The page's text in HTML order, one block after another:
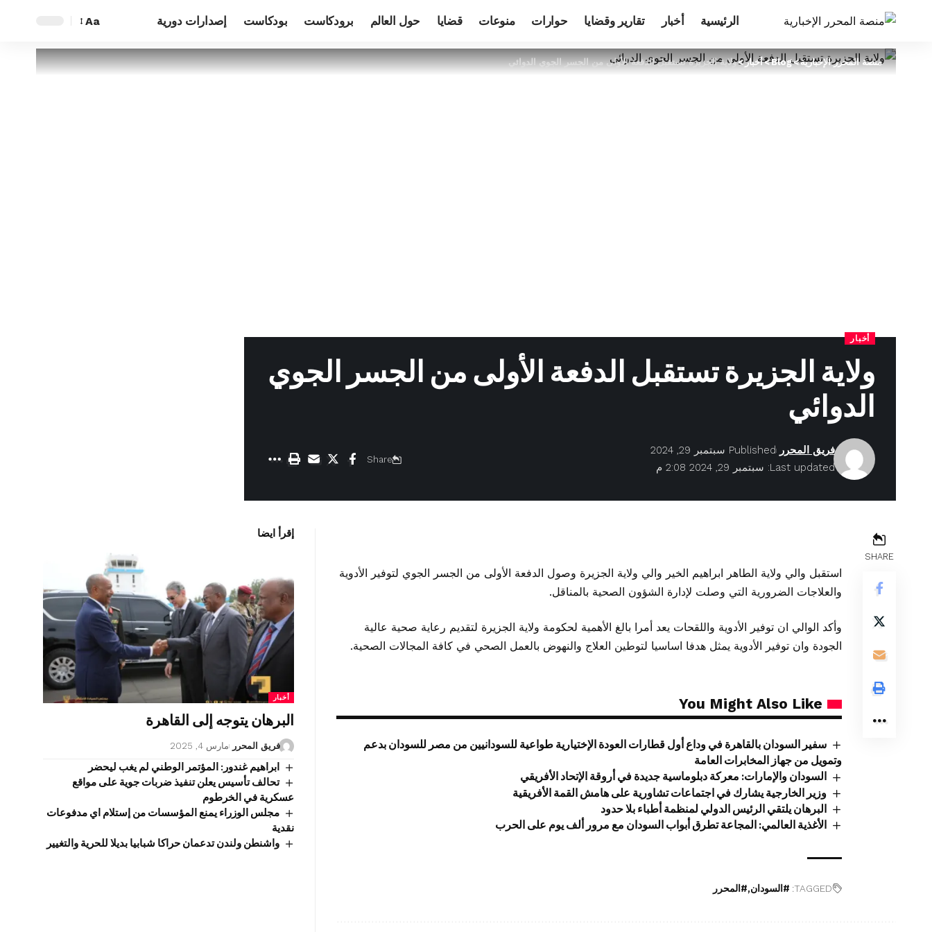
الرئيسية أخبار تقارير وقضايا حوارات منوعات قضايا حول العالم برودكاست بودكاست إصدارات دورية Aa
منصة المحرر الإخبارية>
Blog
>أخبار>ولاية الجزيرة تستقبل الدفعة الأولى من الجسر الجوي الدوائي
أخبار
ولاية الجزيرة تستقبل الدفعة الأولى من الجسر الجوي
الدوائي
Last updated: سبتمبر 29, 2024 2:08 م
فريق المحرر Published سبتمبر 29, 2024
Share
SHARE
استقبل والي ولاية الطاهر ابراهيم الخير والي ولاية الجزيرة وصول الدفعة الأولى من الجسر الجوي لتوفير الأدوية
والعلاجات الضرورية التي وصلت لإدارة الشؤون الصحية بالمناقل.
وأكد الوالي ان توفير الأدوية واللقحات يعد أمرا بالغ الأهمية لحكومة ولاية الجزيرة لتقديم رعاية صحية عالية
الجودة وان توفير الأدوية يمثل هدفا اساسيا لتوطين العلاج والنهوض بالعمل الصحي في كافة المجالات الصحية.
You Might Also Like
سفير السودان بالقاهرة في وداع أول قطارات العودة الإختيارية طواعية للسودانيين من مصر للسودان بدعم
وتمويل من جهاز المخابرات العامة
السودان والإمارات: معركة دبلوماسية جديدة في أروقة الإتحاد الأفريقي
وزير الخارجية يشارك في اجتماعات تشاورية على هامش القمة الأفريقية
البرهان يلتقي الرئيس الدولي لمنظمة أطباء بلا حدود
الأغذية العالمي: المجاعة تطرق أبواب السودان مع مرور ألف يوم على الحرب
TAGGED: #السودان #المحرر
إقرأ ايضا
أخبار
البرهان يتوجه إلى القاهرة
فريق المحرر مارس 4, 2025
ابراهيم غندور: المؤتمر الوطني لم يغب ليحضر
تحالف تأسيس يعلن تنفيذ ضربات جوية على مواقع
عسكرية في الخرطوم
مجلس الوزراء يمنع المؤسسات من إستلام اي مدفوعات
نقدية
واشنطن ولندن تدعمان حراكا شبابيا بديلا للحرية والتغيير